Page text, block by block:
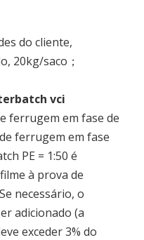
do cliente,
20kg/saco；
vci
ferrugem em fase de
ferrugem em fase
PE = 1:50 é
à prova de
necessário, o
adicionado (a
exceder 3% do